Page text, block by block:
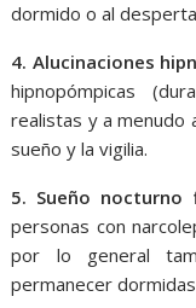
dormido o al
4. Alucinaciones
hipnopómpicas
realistas y a menudo
sueño y la vigilia.
5. Sueño nocturno
personas con
por lo general
permanecer